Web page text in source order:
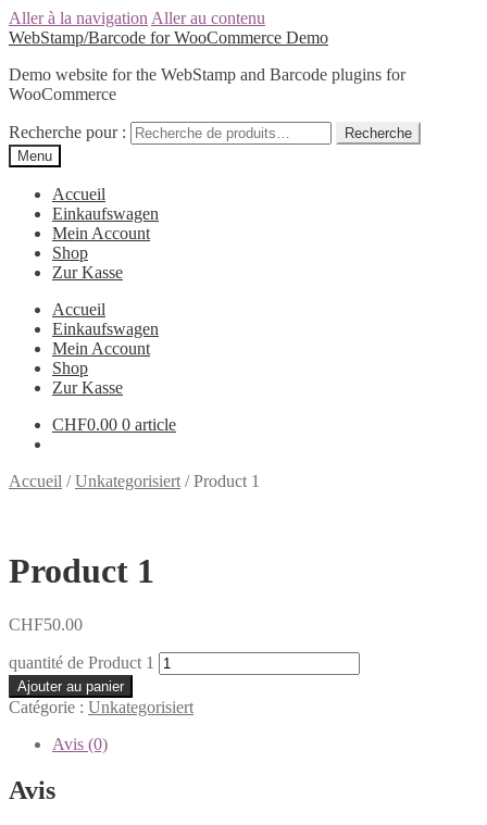
Aller à la navigation Aller au contenu
WebStamp/Barcode for WooCommerce Demo
Demo website for the WebStamp and Barcode plugins for
WooCommerce
Recherche pour :
Recherche
Menu
Accueil
Einkaufswagen
Mein Account
Shop
Zur Kasse
Accueil
Einkaufswagen
Mein Account
Shop
Zur Kasse
CHF0.00 0 article
Accueil /Unkategorisiert /Product 1
Product 1
CHF50.00
quantité de Product 1
Ajouter au panier
Catégorie : Unkategorisiert
Avis (0)
Avis